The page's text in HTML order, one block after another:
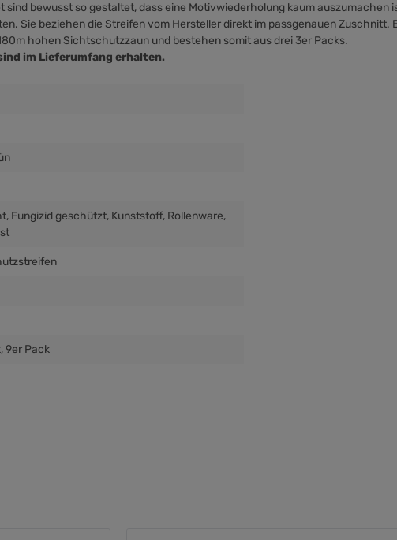
sind bewusst so gestaltet, dass eine Motivwiederholung kaum auszumachen
Sie beziehen die Streifen vom Hersteller direkt im passgenauen Zuschnitt.
hohen Sichtschutzzaun und bestehen somit aus drei 3er Packs.
im Lieferumfang erhalten.
, Fungizid geschützt, Kunststoff, Rollenware,
, 9er Pack